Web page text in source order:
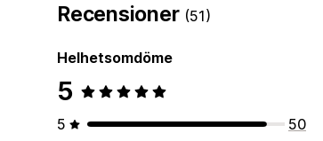
Recensioner (51)
Helhetsomdöme
5
5
50